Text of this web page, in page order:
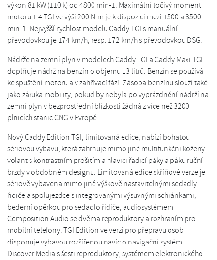
výkon 81 kW (110 k) od 4800 min-1. Maximální točivý moment
motoru 1.4 TGI ve výši 200 N.m je k dispozici mezi 1500 a 3500
min-1. Nejvyšší rychlost modelu Caddy TGI s manuální
převodovkou je 174 km/h, resp. 172 km/h s převodovkou DSG.
Nádrže na zemní plyn v modelech Caddy TGI a Caddy Maxi TGI
doplňuje nádrž na benzín o objemu 13 litrů. Benzín se používá
ke spuštění motoru a v zahřívací fázi. Zásoba benzinu slouží také
jako záruka mobility, pokud by nebyla po vyprázdnění nádrží na
zemní plyn v bezprostřední blízkosti žádná z více než 3200
plnicích stanic CNG v Evropě.
Nový Caddy Edition TGI, limitovaná edice, nabízí bohatou
sériovou výbavu, která zahrnuje mimo jiné multifunkční kožený
volant s kontrastním prošitím a hlavici řadicí páky a páku ruční
brzdy v obdobném designu. Limitovaná edice skříňové verze je
sériově vybavena mimo jiné výškově nastavitelnými sedadly
řidiče a spolujezdce s integrovanými výsuvnými schránkami,
bederní opěrkou pro sedadlo řidiče, audiosystémem
Composition Audio se dvěma reproduktory a rozhraním pro
mobilní telefony. TGI Edition ve verzi pro přepravu osob
disponuje výbavou rozšířenou navíc o navigační systém
Discover Media s šesti reproduktory, systémem elektronického